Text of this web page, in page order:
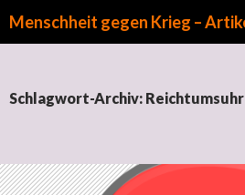
Schlagwort-Archiv: Reichtumsuhr